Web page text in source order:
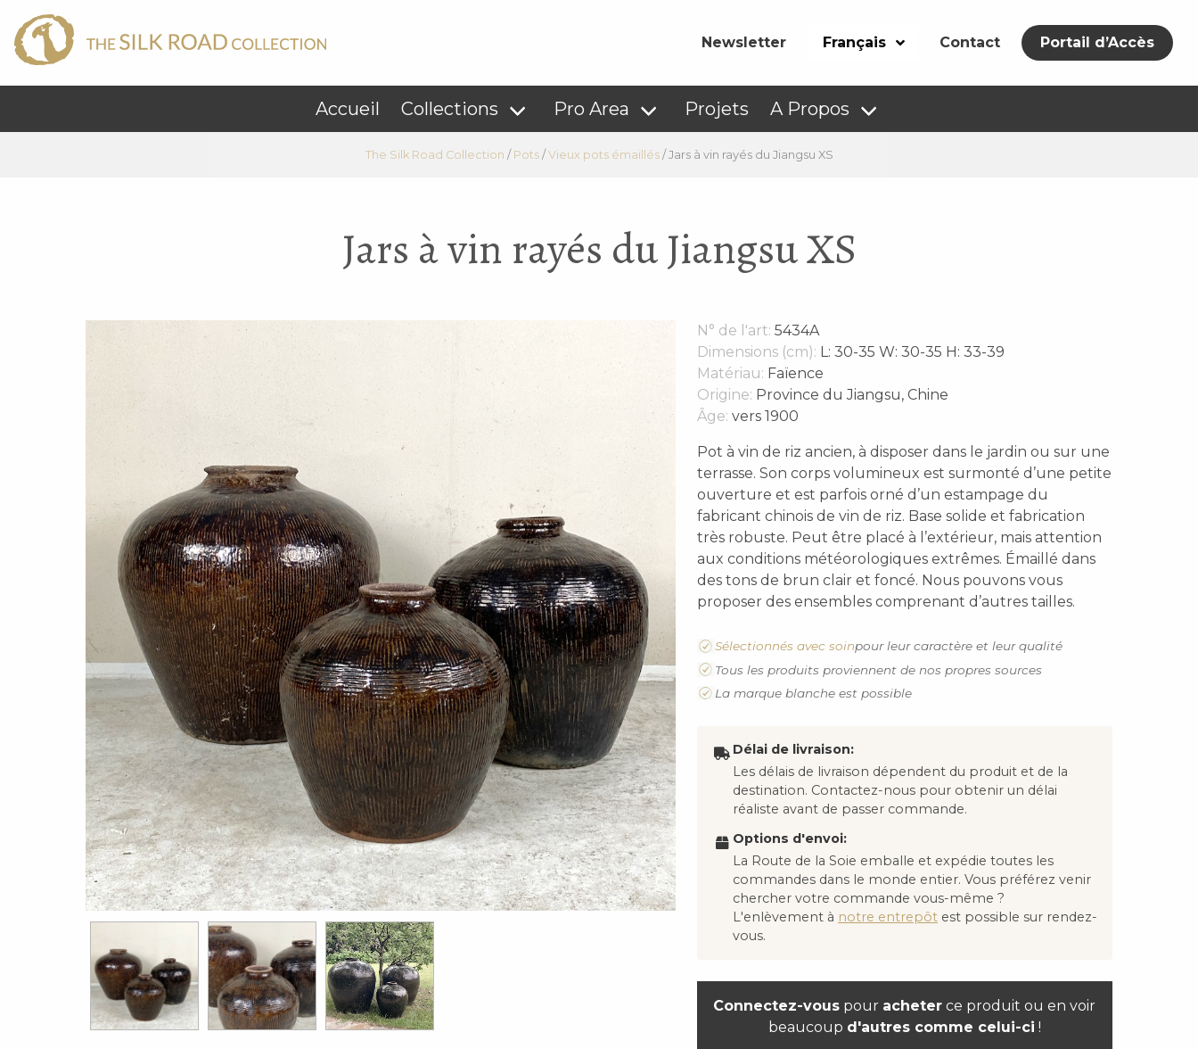
Newsletter Français Contact Portail d’Accès
Accueil Collections Pro Area Projets A Propos
The Silk Road Collection / Pots/ Vieux pots émaillés/ Jars à vin rayés du Jiangsu XS
Jars à vin rayés du Jiangsu XS
N° de l'art: 5434A
Dimensions (cm): L: 30-35 W: 30-35 H: 33-39
Matériau: Faïence
Origine: Province du Jiangsu, Chine
Âge: vers 1900
Pot à vin de riz ancien, à disposer dans le jardin ou sur une
terrasse. Son corps volumineux est surmonté d’une petite
ouverture et est parfois orné d’un estampage du
fabricant chinois de vin de riz. Base solide et fabrication
très robuste. Peut être placé à l’extérieur, mais attention
aux conditions météorologiques extrêmes. Émaillé dans
des tons de brun clair et foncé. Nous pouvons vous
proposer des ensembles comprenant d’autres tailles.
Sélectionnés avec soinpour leur caractère et leur qualité
Tous les produits proviennent de nos propres sources
La marque blanche est possible
Délai de livraison:
Les délais de livraison dépendent du produit et de la
destination. Contactez-nous pour obtenir un délai
réaliste avant de passer commande.
Options d'envoi:
La Route de la Soie emballe et expédie toutes les
commandes dans le monde entier. Vous préférez venir
chercher votre commande vous-même ?
L'enlèvement à notre entrepôtest possible sur rendez-
vous.
Connectez-vous pour acheter ce produit ou en voir
beaucoup d'autres comme celui-ci !